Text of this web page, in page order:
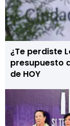
¿Te perdiste
presupuesto
de HOY